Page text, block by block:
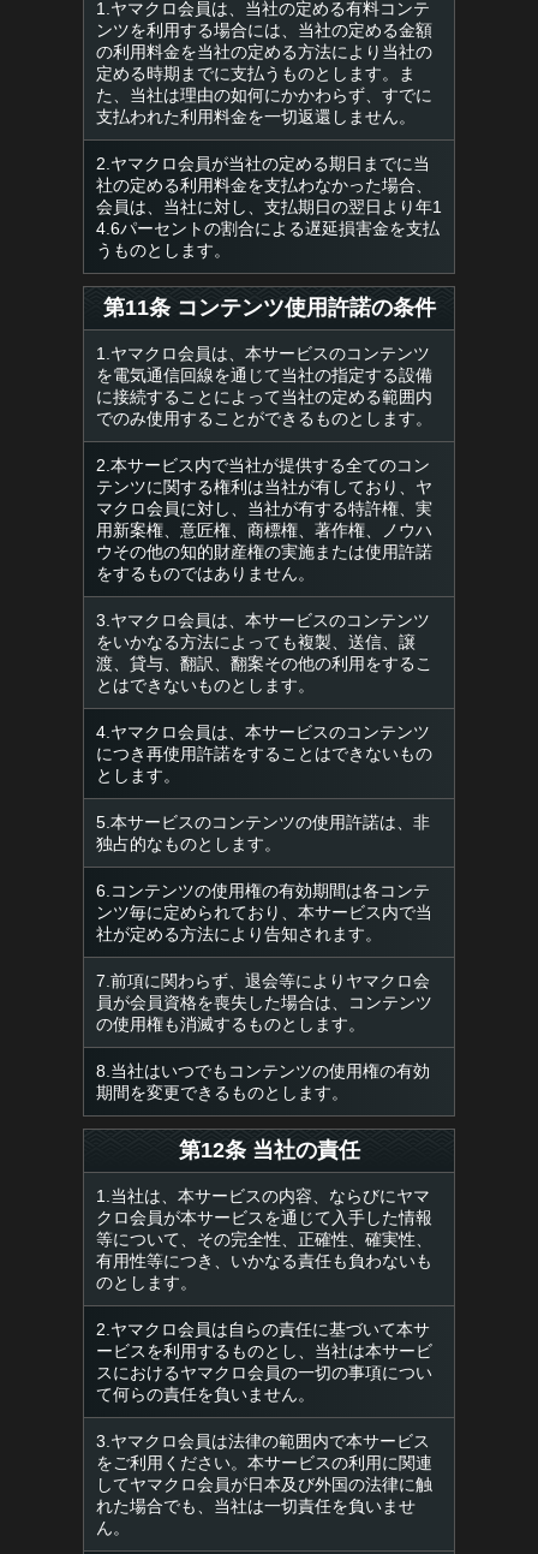
1.ヤマクロ会員は、当社の定める有料コンテ
ンツを利用する場合には、当社の定める金額
の利用料金を当社の定める方法により当社の
定める時期までに支払うものとします。ま
た、当社は理由の如何にかかわらず、すでに
支払われた利用料金を一切返還しません。
2.ヤマクロ会員が当社の定める期日までに当
社の定める利用料金を支払わなかった場合、
会員は、当社に対し、支払期日の翌日より年1
4.6パーセントの割合による遅延損害金を支払
うものとします。
第11条 コンテンツ使用許諾の条件
1.ヤマクロ会員は、本サービスのコンテンツ
を電気通信回線を通じて当社の指定する設備
に接続することによって当社の定める範囲内
でのみ使用することができるものとします。
2.本サービス内で当社が提供する全てのコン
テンツに関する権利は当社が有しており、ヤ
マクロ会員に対し、当社が有する特許権、実
用新案権、意匠権、商標権、著作権、ノウハ
ウその他の知的財産権の実施または使用許諾
をするものではありません。
3.ヤマクロ会員は、本サービスのコンテンツ
をいかなる方法によっても複製、送信、譲
渡、貸与、翻訳、翻案その他の利用をするこ
とはできないものとします。
4.ヤマクロ会員は、本サービスのコンテンツ
につき再使用許諾をすることはできないもの
とします。
5.本サービスのコンテンツの使用許諾は、非
独占的なものとします。
6.コンテンツの使用権の有効期間は各コンテ
ンツ毎に定められており、本サービス内で当
社が定める方法により告知されます。
7.前項に関わらず、退会等によりヤマクロ会
員が会員資格を喪失した場合は、コンテンツ
の使用権も消滅するものとします。
8.当社はいつでもコンテンツの使用権の有効
期間を変更できるものとします。
第12条 当社の責任
1.当社は、本サービスの内容、ならびにヤマ
クロ会員が本サービスを通じて入手した情報
等について、その完全性、正確性、確実性、
有用性等につき、いかなる責任も負わないも
のとします。
2.ヤマクロ会員は自らの責任に基づいて本サ
ービスを利用するものとし、当社は本サービ
スにおけるヤマクロ会員の一切の事項につい
て何らの責任を負いません。
3.ヤマクロ会員は法律の範囲内で本サービス
をご利用ください。本サービスの利用に関連
してヤマクロ会員が日本及び外国の法律に触
れた場合でも、当社は一切責任を負いませ
ん。